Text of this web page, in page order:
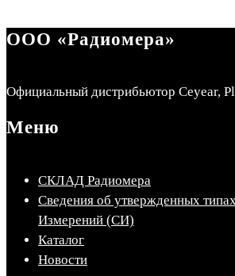
ООО «Радиомера»
Официальный дистрибьютор Ceyear,
Меню
СКЛАД Радиомера
Сведения об утвержденных
Измерений (СИ)
Каталог
Новости